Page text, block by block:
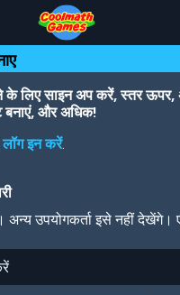
के लिए साइन अप करें, स्तर ऊपर,
बनाएं, और अधिक!
लॉग इन करें.
अन्य उपयोगकर्ता इसे नहीं देखेंगे।